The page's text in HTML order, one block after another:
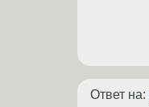
Ответ на: